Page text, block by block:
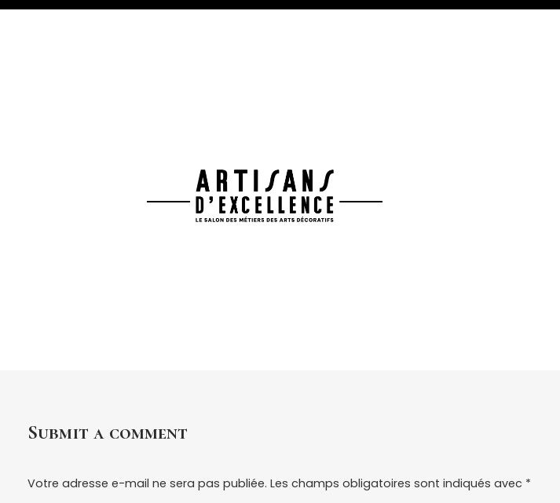
Submit a comment
Votre adresse e-mail ne sera pas publiée. Les champs obligatoires sont indiqués avec *